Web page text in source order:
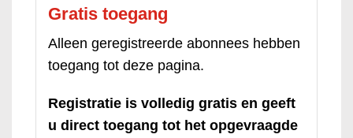
Gratis toegang
Alleen geregistreerde abonnees hebben
toegang tot deze pagina.
Registratie is volledig gratis en geeft
u direct toegang tot het opgevraagde